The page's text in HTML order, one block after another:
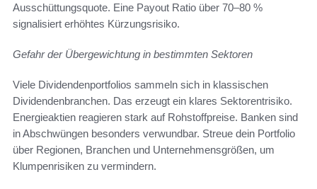
Ausschüttungsquote. Eine Payout Ratio über 70–80 %
signalisiert erhöhtes Kürzungsrisiko.
Gefahr der Übergewichtung in bestimmten Sektoren
Viele Dividendenportfolios sammeln sich in klassischen
Dividendenbranchen. Das erzeugt ein klares Sektorentrisiko.
Energieaktien reagieren stark auf Rohstoffpreise. Banken sind
in Abschwüngen besonders verwundbar. Streue dein Portfolio
über Regionen, Branchen und Unternehmensgrößen, um
Klumpenrisiken zu vermindern.